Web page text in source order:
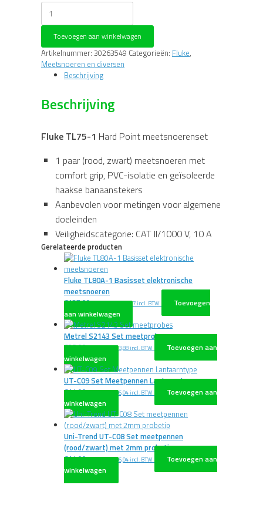
Fluke
TL75-
1
Hard
Point
Meetsnoerenset
aantal
Toevoegen aan winkelwagen
Artikelnummer: 30263549 Categorieën: Fluke,
Meetsnoeren en diversen
Beschrijving
Beschrijving
Fluke TL75-1 Hard Point meetsnoerenset
1 paar (rood, zwart) meetsnoeren met
comfort grip, PVC-isolatie en geïsoleerde
haakse banaanstekers
Aanbevolen voor metingen voor algemene
doeleinden
Veiligheidscategorie: CAT II/1000 V, 10 A
Gerelateerde producten
Fluke TL80A-1 Basisset elektronische
meetsnoeren
€127,00 excl. BTW€153,67 incl. BTW
Toevoegen
aan winkelwagen
Metrel S2143 Set meetprobes
€28,00 excl. BTW€33,88 incl. BTW
Toevoegen aan
winkelwagen
UT-C09 Set Meetpennen Lantaarntype
€14,00 excl. BTW€16,94 incl. BTW
Toevoegen aan
winkelwagen
Uni-Trend UT-C08 Set meetpennen
(rood/zwart) met 2mm probetip
€14,00 excl. BTW€16,94 incl. BTW
Toevoegen aan
winkelwagen